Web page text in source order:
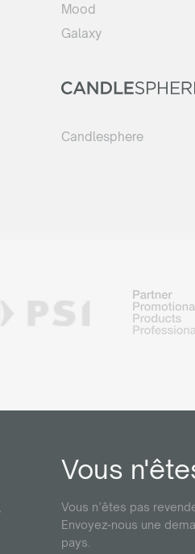
Mood
Galaxy
Candlesphere
Vous
Vous n’êtes pas
Envoyez-nous une
pays.